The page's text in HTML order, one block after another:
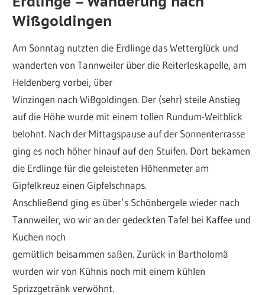
Wißgoldingen
Am Sonntag nutzten die Erdlinge das Wetterglück und
wanderten von Tannweiler über die Reiterleskapelle, am
Heldenberg vorbei, über
Winzingen nach Wißgoldingen. Der (sehr) steile Anstieg
auf die Höhe wurde mit einem tollen Rundum-Weitblick
belohnt. Nach der Mittagspause auf der Sonnenterrasse
ging es noch höher hinauf auf den Stuifen. Dort bekamen
die Erdlinge für die geleisteten Höhenmeter am
Gipfelkreuz einen Gipfelschnaps.
Anschließend ging es über’s Schönbergele wieder nach
Tannweiler, wo wir an der gedeckten Tafel bei Kaffee und
Kuchen noch
gemütlich beisammen saßen. Zurück in Bartholomä
wurden wir von Kühnis noch mit einem kühlen
Sprizzgetränk verwöhnt.